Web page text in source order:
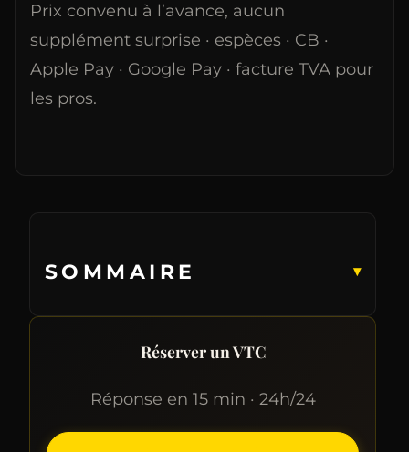
Prix convenu à l’avance, aucun
supplément surprise · espèces · CB ·
Apple Pay · Google Pay · facture TVA pour
les pros.
SOMMAIRE ▾
Réserver un VTC
Réponse en 15 min · 24h/24